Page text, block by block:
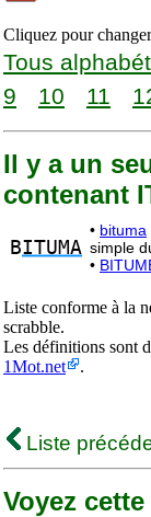
Cliquez pour
Tous
9
10 11
Il y a un
contenant
BITUMA
• bituma
simple
•
Liste conforme à la
scrabble.
Les définitions sont
1Mot.net
.
Liste
Voyez